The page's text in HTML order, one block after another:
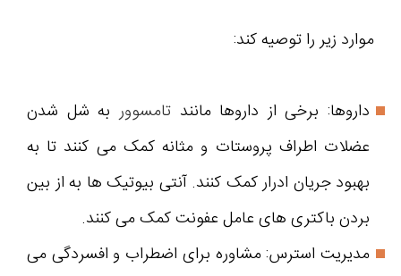
موارد زیر را توصیه کند:
داروها: برخی از داروها مانندتامسوور به شل شدن
عضلات اطراف پروستات و مثانه کمک می کنند تا به
بهبود جریان ادرار کمک کنند. آنتی بیوتیک ها به از بین
بردن باکتری های عامل عفونت کمک می کنند.
مدیریت استرس: مشاوره برای اضطراب و افسردگی می